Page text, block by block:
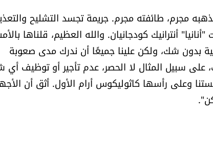
مجرم، طائفته مجرم. جريمة تجسد التشليح
أنترانيك كودجانيان. والله العظيم، قلناها
بدون شك، ولكن علينا جميعًا أن ندرك مدى صعوبة
سبيل المثال لا الحصر، عدم تأجير أو توظيف
وعلى رأسها كاثوليكوس أرام الأول. أثق أن